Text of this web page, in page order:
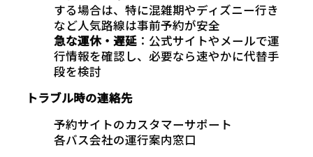
する場合は、特に混雑期やディズニー行き
など人気路線は事前予約が安全
急な運休・遅延 ：公式サイトやメールで運
行情報を確認し、必要なら速やかに代替手
段を検討
トラブル時の連絡先
予約サイトのカスタマーサポート
各バス会社の運行案内窓口